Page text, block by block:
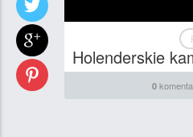
Holenderskie
0